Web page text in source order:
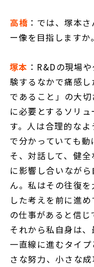
高橋 ：では、塚本
ー像を目指しますか。
塚本 ：R&Dの現場
験するなかで痛感
であること」の大
に必要とするソリ
す。人は合理的な
で分かっていても
そ、対話して、健
に影響し合いなが
ん。私はその往復
した考えを前に進
の仕事があると信じ
それから私自身は
一直線に進むタイ
さな努力、小さな